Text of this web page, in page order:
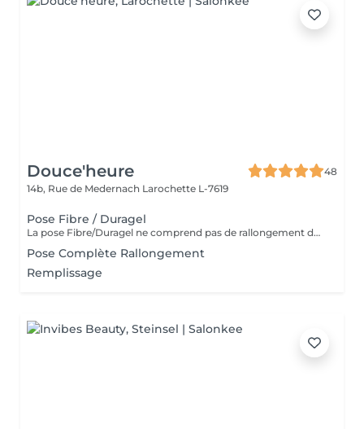
Douce'heure
48
14b, Rue de Medernach Larochette L-7619
Pose Fibre / Duragel
La pose Fibre/Duragel ne comprend pas de rallongement des ongles. Si vous souhaitez plus de longueur, merci de sélectionner l'option pose complète avec rallongement
Pose Complète Rallongement
Remplissage